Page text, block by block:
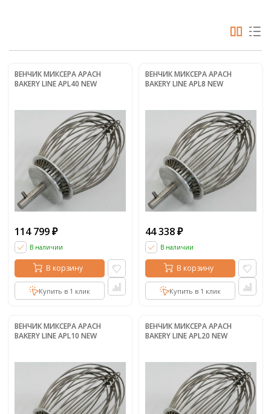
ВЕНЧИК МИКСЕРА APACH
BAKERY LINE APL40 NEW
114 799 ₽
В наличии
В корзину
Купить в 1 клик
ВЕНЧИК МИКСЕРА APACH
BAKERY LINE APL8 NEW
44 338 ₽
В наличии
В корзину
Купить в 1 клик
ВЕНЧИК МИКСЕРА APACH
BAKERY LINE APL10 NEW
ВЕНЧИК МИКСЕРА APACH
BAKERY LINE APL20 NEW